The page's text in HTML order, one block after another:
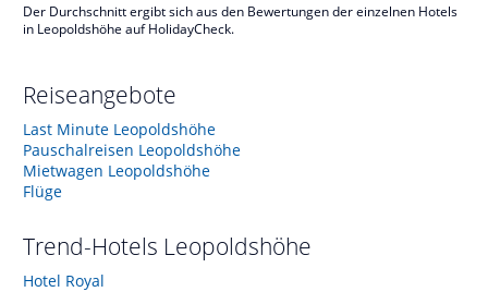
Der Durchschnitt ergibt sich aus den Bewertungen der einzelnen Hotels
in Leopoldshöhe auf HolidayCheck.
Reiseangebote
Last Minute Leopoldshöhe
Pauschalreisen Leopoldshöhe
Mietwagen Leopoldshöhe
Flüge
Trend-Hotels Leopoldshöhe
Hotel Royal